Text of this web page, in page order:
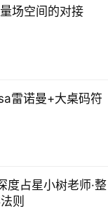
场空间的对接
雷⁠诺‎曼+大桌码符‬
度占星小树老师·整
则